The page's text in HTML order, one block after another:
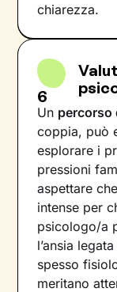
chiarezza.
6
Un percorso
coppia, può
esplorare i
pressioni
aspettare
intense per
psicologo/a
l’ansia
spesso
meritano